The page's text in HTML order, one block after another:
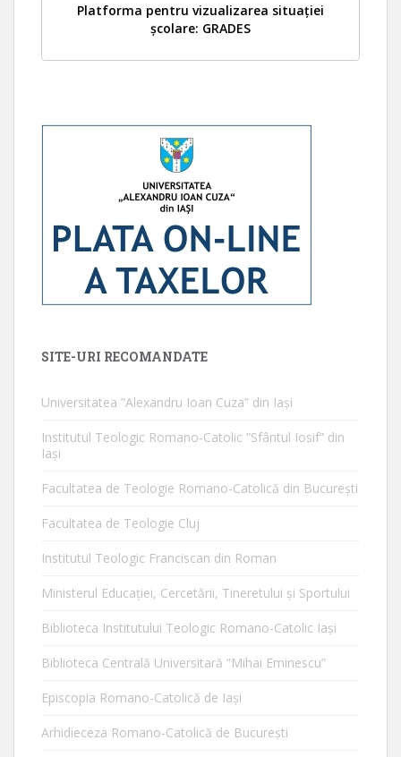
Platforma pentru vizualizarea situației
școlare: GRADES
SITE-URI RECOMANDATE
Universitatea ”Alexandru Ioan Cuza” din Iaşi
Institutul Teologic Romano-Catolic ”Sfântul Iosif” din
Iaşi
Facultatea de Teologie Romano-Catolică din Bucureşti
Facultatea de Teologie Cluj
Institutul Teologic Franciscan din Roman
Ministerul Educaţiei, Cercetării, Tineretului şi Sportului
Biblioteca Institutului Teologic Romano-Catolic Iaşi
Biblioteca Centrală Universitară ”Mihai Eminescu”
Episcopia Romano-Catolică de Iaşi
Arhidieceza Romano-Catolică de Bucureşti